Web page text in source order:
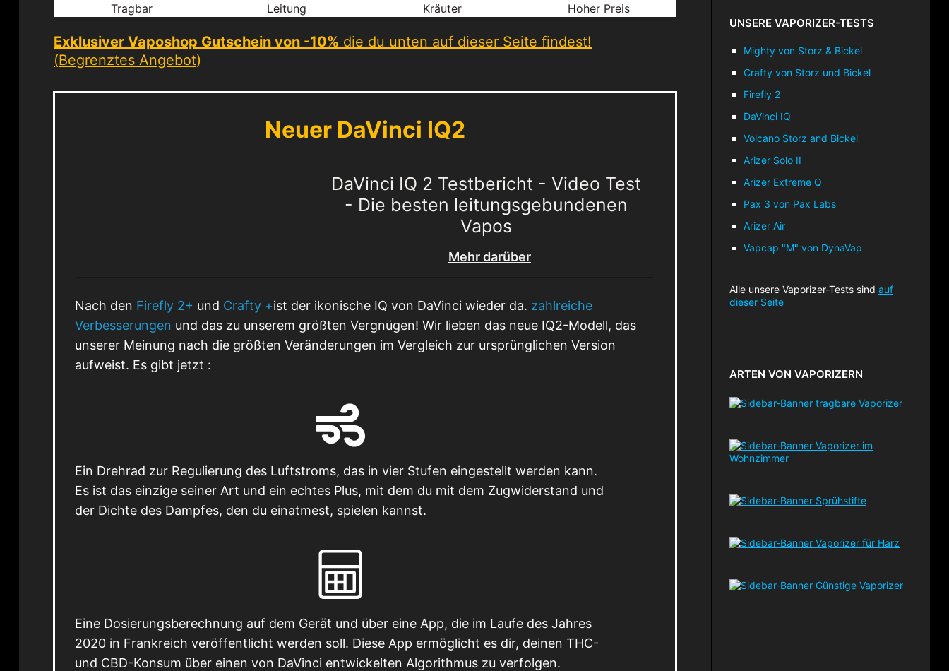
Tragbar Leitung Kräuter Hoher Preis
Exklusiver Vaposhop Gutschein von -10% die du unten auf dieser Seite findest!
(Begrenztes Angebot)
Neuer DaVinci IQ2
DaVinci IQ 2 Testbericht - Video Test
- Die besten leitungsgebundenen
Vapos
Mehr darüber
Nach den Firefly 2+ und Crafty +ist der ikonische IQ von DaVinci wieder da. zahlreiche
Verbesserungen und das zu unserem größten Vergnügen! Wir lieben das neue IQ2-Modell, das
unserer Meinung nach die größten Veränderungen im Vergleich zur ursprünglichen Version
aufweist. Es gibt jetzt :
Ein Drehrad zur Regulierung des Luftstroms, das in vier Stufen eingestellt werden kann.
Es ist das einzige seiner Art und ein echtes Plus, mit dem du mit dem Zugwiderstand und
der Dichte des Dampfes, den du einatmest, spielen kannst.
Eine Dosierungsberechnung auf dem Gerät und über eine App, die im Laufe des Jahres
2020 in Frankreich veröffentlicht werden soll. Diese App ermöglicht es dir, deinen THC-
und CBD-Konsum über einen von DaVinci entwickelten Algorithmus zu verfolgen.
UNSERE VAPORIZER-TESTS
Mighty von Storz & Bickel
Crafty von Storz und Bickel
Firefly 2
DaVinci IQ
Volcano Storz and Bickel
Arizer Solo II
Arizer Extreme Q
Pax 3 von Pax Labs
Arizer Air
Vapcap "M" von DynaVap
Alle unsere Vaporizer-Tests sind auf
dieser Seite
ARTEN VON VAPORIZERN